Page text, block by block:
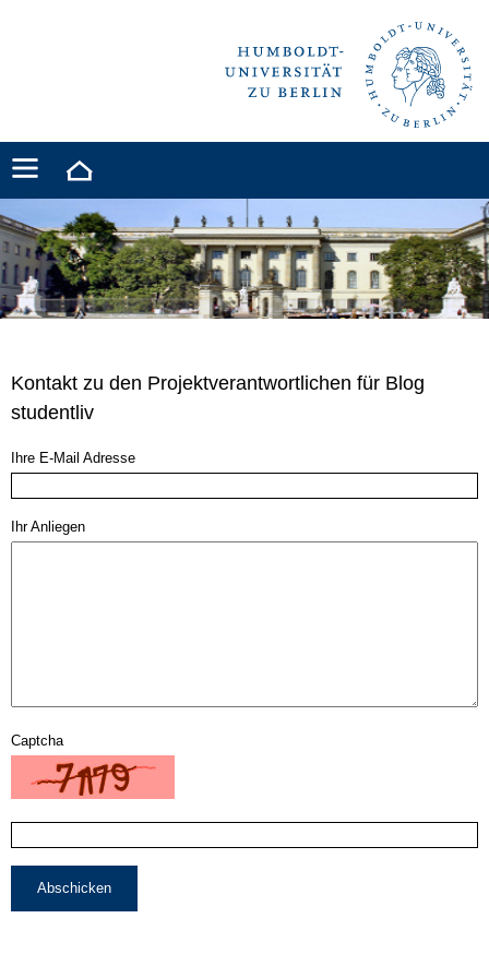
Kontakt zu den Projektverantwortlichen für Blog
studentliv
Ihre E-Mail Adresse
Ihr Anliegen
Captcha
Abschicken